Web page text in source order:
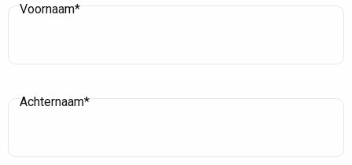
Voornaam*
Achternaam*